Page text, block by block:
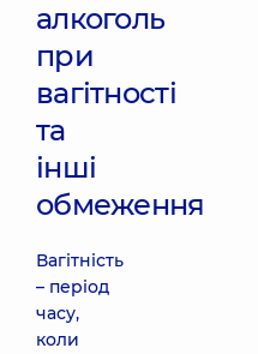
алкоголь
при
вагітності
та
інші
обмеження
Вагітність
– період
часу,
коли